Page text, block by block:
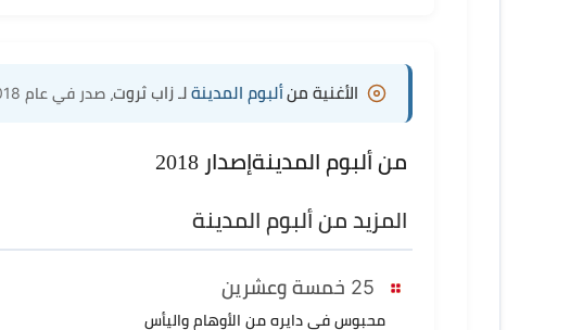
الأغنية منألبوم المدينة لـ زاب ثروت ، صدر في عام 2018
من ألبوم المدينةإصدار 2018
المزيد من ألبوم المدينة
محبوس في دايره من الأوهام واليأس